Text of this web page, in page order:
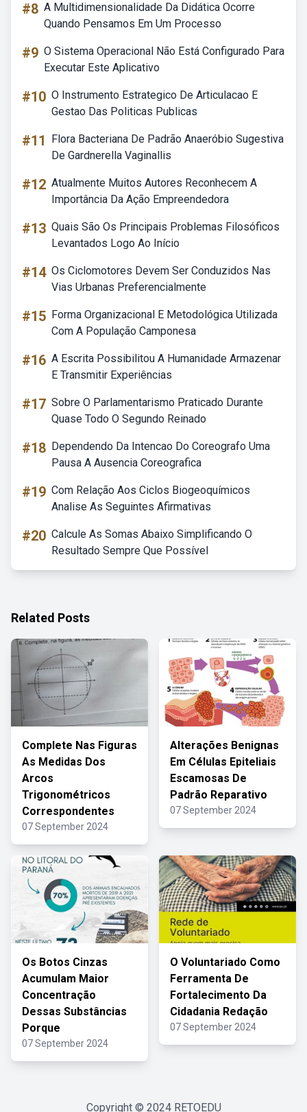
#8 A Multidimensionalidade Da Didática Ocorre
Quando Pensamos Em Um Processo
#9 O Sistema Operacional Não Está Configurado Para
Executar Este Aplicativo
#10 O Instrumento Estrategico De Articulacao E
Gestao Das Politicas Publicas
#11
Flora Bacteriana De Padrão Anaeróbio Sugestiva
De Gardnerella Vaginallis
#12 Atualmente Muitos Autores Reconhecem A
Importância Da Ação Empreendedora
#13 Quais São Os Principais Problemas Filosóficos
Levantados Logo Ao Início
#14 Os Ciclomotores Devem Ser Conduzidos Nas
Vias Urbanas Preferencialmente
#15 Forma Organizacional E Metodológica Utilizada
Com A População Camponesa
#16 A Escrita Possibilitou A Humanidade Armazenar
E Transmitir Experiências
#17 Sobre O Parlamentarismo Praticado Durante
Quase Todo O Segundo Reinado
#18 Dependendo Da Intencao Do Coreografo Uma
Pausa A Ausencia Coreografica
#19 Com Relação Aos Ciclos Biogeoquímicos
Analise As Seguintes Afirmativas
#20 Calcule As Somas Abaixo Simplificando O
Resultado Sempre Que Possível
Related Posts
Complete Nas Figuras
As Medidas Dos
Arcos
Trigonométricos
Correspondentes
07 September 2024
Alterações Benignas
Em Células Epiteliais
Escamosas De
Padrão Reparativo
07 September 2024
Os Botos Cinzas
Acumulam Maior
Concentração
Dessas Substâncias
Porque
07 September 2024
O Voluntariado Como
Ferramenta De
Fortalecimento Da
Cidadania Redação
07 September 2024
Copyright © 2024 RETOEDU